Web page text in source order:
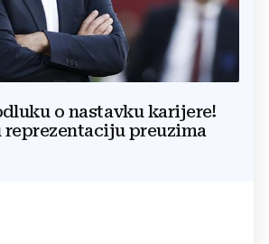
o nastavku karijere!
reprezentaciju preuzima